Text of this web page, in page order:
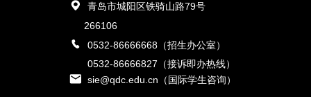
青岛市城阳区铁骑山路79号
266106
0532-86666668（招生办公室）
0532-86666827（接诉即办热线）
sie@qdc.edu.cn（国际学生咨询）